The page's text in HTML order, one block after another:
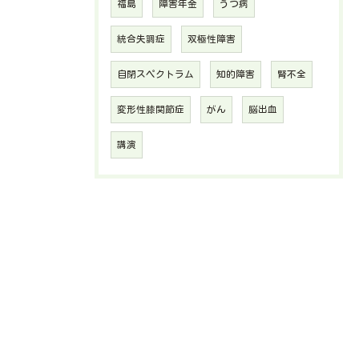
福島 障害年金 うつ病
統合失調症 双極性障害
自閉スペクトラム 知的障害 腎不全
変形性膝関節症 がん 脳出血
講演